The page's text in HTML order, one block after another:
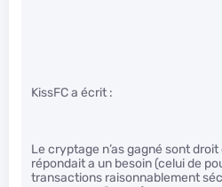
KissFC a écrit :
Le cryptage n’as gagné sont droit
répondait a un besoin (celui de
transactions raisonnablement